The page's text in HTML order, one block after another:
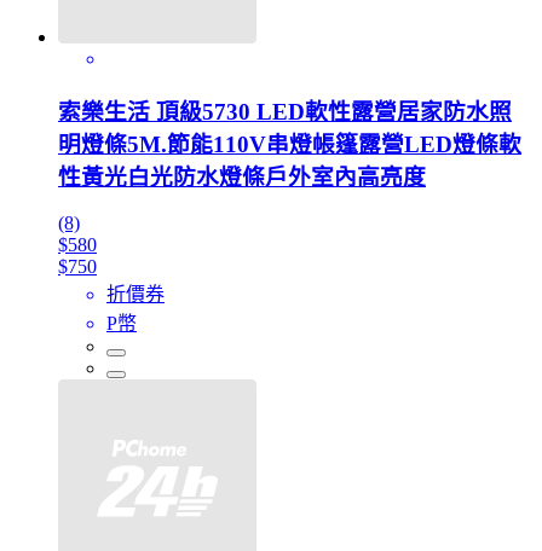
索樂生活 頂級5730 LED軟性露營居家防水照
明燈條5M.節能110V串燈帳篷露營LED燈條軟
性黃光白光防水燈條戶外室內高亮度
(8)
$580
$750
折價券
P幣